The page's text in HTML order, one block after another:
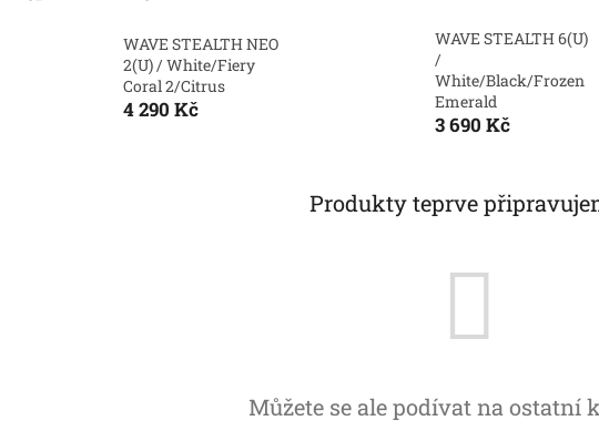
WAVE STEALTH NEO
2(U) / White/Fiery
Coral 2/Citrus
4 290 Kč
WAVE STEALTH 6(U)
/
White/Black/Frozen
Emerald
3 690 Kč
Produkty teprve
Můžete se ale podívat na ostatní